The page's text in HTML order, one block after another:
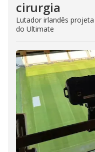
cirurgia
Lutador irlandês
do Ultimate